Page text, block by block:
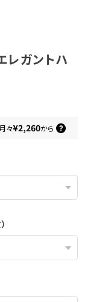
レガントハ
々¥2,260から